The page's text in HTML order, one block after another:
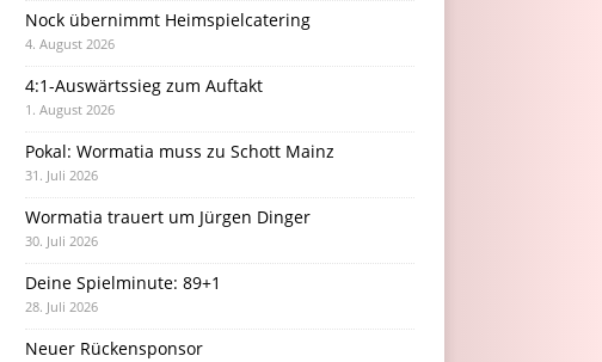
Nock übernimmt Heimspielcatering
4. August 2026
4:1-Auswärtssieg zum Auftakt
1. August 2026
Pokal: Wormatia muss zu Schott Mainz
31. Juli 2026
Wormatia trauert um Jürgen Dinger
30. Juli 2026
Deine Spielminute: 89+1
28. Juli 2026
Neuer Rückensponsor